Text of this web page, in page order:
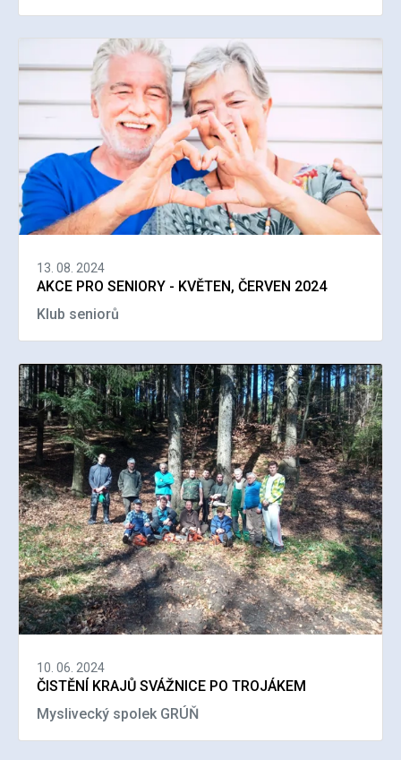
13. 08. 2024
AKCE PRO SENIORY - KVĚTEN, ČERVEN 2024
Klub seniorů
10. 06. 2024
ČISTĚNÍ KRAJŮ SVÁŽNICE PO TROJÁKEM
Myslivecký spolek GRÚŇ